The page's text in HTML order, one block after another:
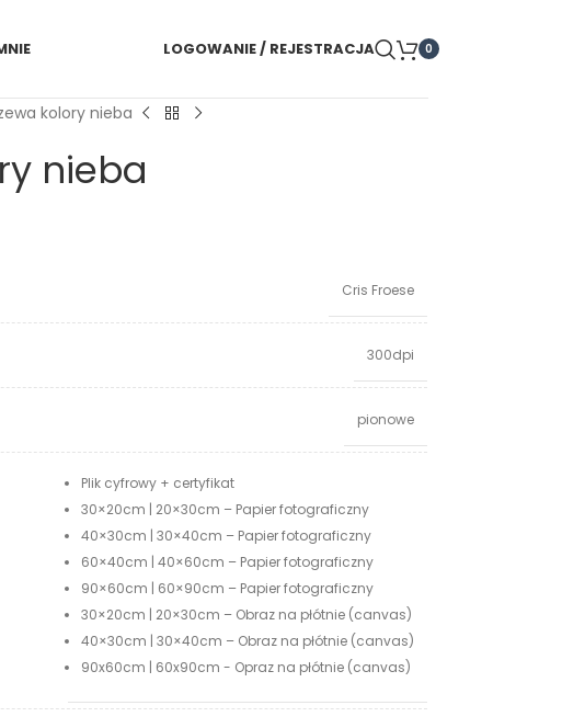
LOGOWANIE / REJESTRACJA 0
kolory nieba
nieba
Cris Froese
300dpi
pionowe
Plik cyfrowy + certyfikat
30×20cm | 20×30cm – Papier fotograficzny
40×30cm | 30×40cm – Papier fotograficzny
60×40cm | 40×60cm – Papier fotograficzny
90×60cm | 60×90cm – Papier fotograficzny
30×20cm | 20×30cm – Obraz na płótnie (canvas)
40×30cm | 30×40cm – Obraz na płótnie (canvas)
90x60cm | 60x90cm - Opraz na płótnie (canvas)